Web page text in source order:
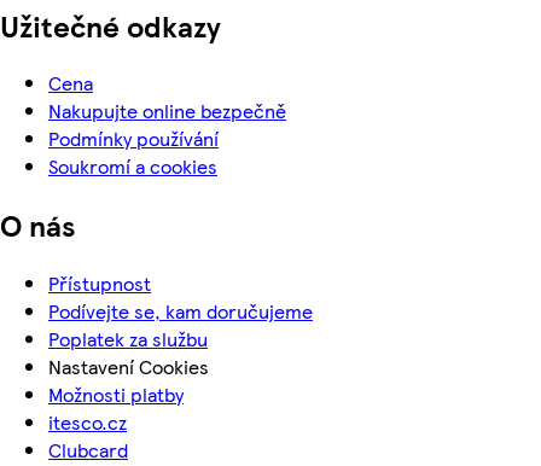
Užitečné odkazy
Cena
Nakupujte online bezpečně
Podmínky používání
Soukromí a cookies
O nás
Přístupnost
Podívejte se, kam doručujeme
Poplatek za službu
Nastavení Cookies
Možnosti platby
itesco.cz
Clubcard